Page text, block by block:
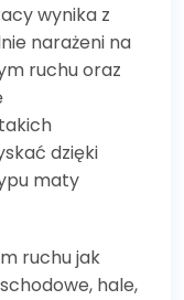
wynika z
narażeni na
ruchu oraz
dzięki
maty
ruchu jak
hale,